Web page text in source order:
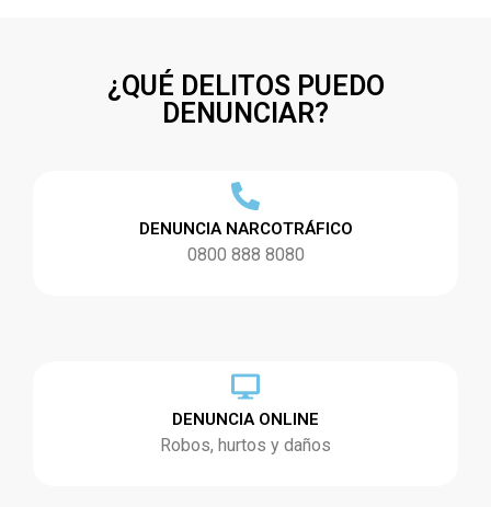
¿QUÉ DELITOS PUEDO
DENUNCIAR?
DENUNCIA NARCOTRÁFICO
0800 888 8080
DENUNCIA ONLINE
Robos, hurtos y daños